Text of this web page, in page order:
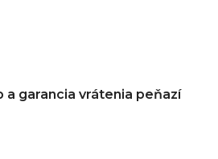
a garancia vrátenia peňazí